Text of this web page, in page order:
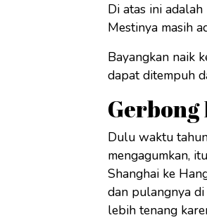
Di atas ini
Mestinya masih
Bayangkan naik
dapat ditempuh
Gerbong
Dulu waktu
mengagumkan,
Shanghai ke
dan pulangnya
lebih tenang